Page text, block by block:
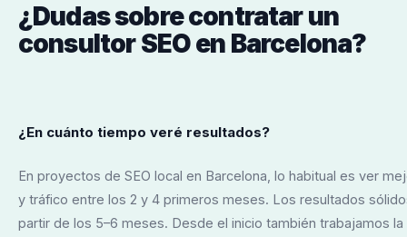
¿Dudas sobre contratar un
consultor SEO en Barcelona?
¿En cuánto tiempo veré resultados?
En proyectos de SEO local en Barcelona, lo habitual es ver
y tráfico entre los 2 y 4 primeros meses. Los resultados
partir de los 5–6 meses. Desde el inicio también trabajamos